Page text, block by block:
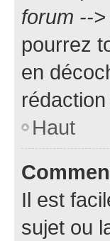
forum --
pourrez
en
Haut
Il est
sujet ou